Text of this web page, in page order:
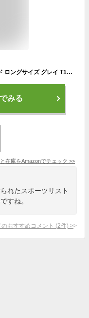
リーボック(Reebok) スポーツ リストバンド ロングサイズ グレイ T199-RASB-11025G
みる
在庫をAmazonでチェック >>
れたスポーツリスト
すね。
のおすすめコメント (2件) >